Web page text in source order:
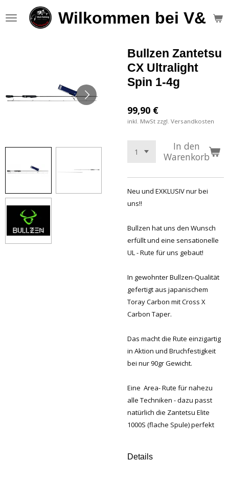
Hauptinhalt
Wilkommen bei V&S
Bullzen Zantetsu
CX Ultralight
Spin 1-4g
99,90 €
inkl. MwSt zzgl. Versandkosten
In den
Warenkorb
Neu und EXKLUSIV nur bei
uns!!
Bullzen hat uns den Wunsch
erfüllt und eine sensationelle
UL - Rute für uns gebaut!
In gewohnter Bullzen-Qualität
gefertigt aus japanischem
Toray Carbon mit Cross X
Carbon Taper.
Das macht die Rute einzigartig
in Aktion und Bruchfestigkeit
bei nur 90gr Gewicht.
Eine Area- Rute für nahezu
alle Techniken - dazu passt
natürlich die Zantetsu Elite
1000S (flache Spule) perfekt
Details